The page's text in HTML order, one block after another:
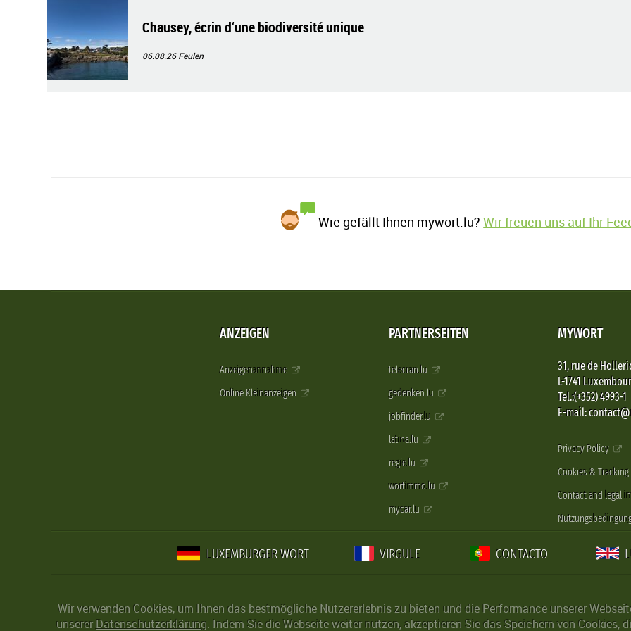
Chausey, écrin d‘une biodiversité unique
06.08.26Feulen
Wie gefällt Ihnen mywort.lu?Wir freuen uns auf Ihr
ANZEIGEN
Anzeigenannahme
Online Kleinanzeigen
PARTNERSEITEN
telecran.lu
gedenken.lu
jobfinder.lu
latina.lu
regie.lu
wortimmo.lu
mycar.lu
MYWORT
31, rue de
L-1741
Tel.:(+352) 4993-1
E-mail:
Privacy Policy
Cookies & Tracking
Contact and legal
LUXEMBURGER WORT VIRGULE CONTACTO
Wir verwenden Cookies, um Ihnen das bestmögliche Nutzererlebnis zu bieten und die Performance unserer
unserer Datenschutzerklärung. Indem Sie die Webseite weiter nutzen, akzeptieren Sie das Speichern von